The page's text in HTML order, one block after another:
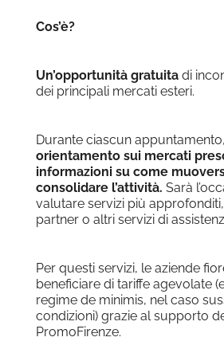
Cos’è?
Un’opportunità gratuitadi
dei principali mercati esteri.
Durante ciascun
orientamento sui mercati
informazioni su come
consolidare l’attività. Sarà
valutare servizi più
partner o altri servizi di
Per questi servizi, le aziende
beneficiare di tariffe agevolate
regime de minimis, nel caso
condizioni) grazie al supporto
PromoFirenze.